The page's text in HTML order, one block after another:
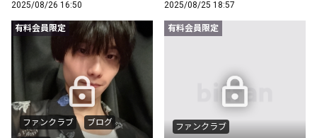
2025/08/26 16:50 2025/08/25 18:57
有料会員限定
ファンクラブ ブログ
有料会員限定
ファンクラブ